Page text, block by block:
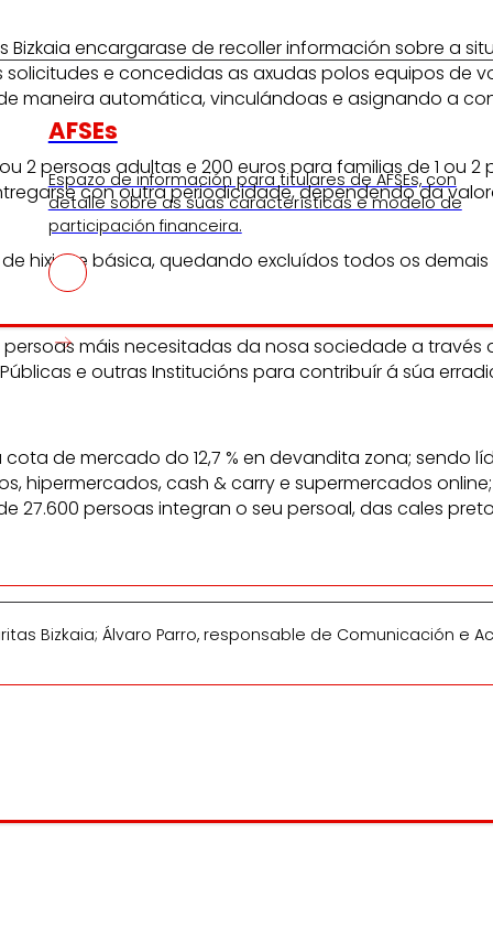
AFSEs
Espazo de información para titulares de AFSEs, con
detalle sobre as súas características e modelo de
participación financeira.
encargarase de recoller información sobre a
e concedidas as axudas polos equipos de
maneira automática, vinculándoas e asignando a
persoas adultas e 200 euros para familias de 1 ou 2
con outra periodicidade, dependendo da
hixiene básica, quedando excluídos todos os
máis necesitadas da nosa sociedade a
e outras Institucións para contribuír á súa
de mercado do 12,7 % en devandita zona; sendo
hipermercados, cash & carry e supermercados
27.600 persoas integran o seu persoal, das cales
Bizkaia; Álvaro Parro, responsable de Comunicación e